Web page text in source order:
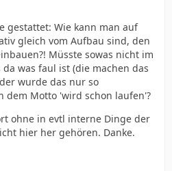
gestattet: Wie kann man auf
gleich vom Aufbau sind, den
Müsste sowas nicht im
was faul ist (die machen das
wurde das nur so
dem Motto 'wird schon laufen'?
ohne in evtl interne Dinge der
hier her gehören. Danke.